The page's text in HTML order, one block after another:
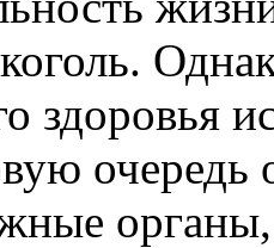
здоровья
очередь